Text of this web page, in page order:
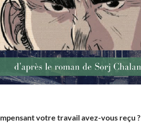
votre travail avez-vous reçu ?